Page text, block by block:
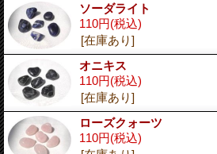
ソーダライト
110円(税込)
[在庫あり]
オニキス
110円(税込)
[在庫あり]
ローズクォーツ
110円(税込)